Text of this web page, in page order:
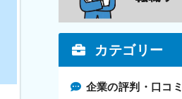
カテゴリー
企業の評判・口コミ